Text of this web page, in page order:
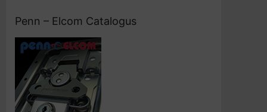
Penn – Elcom Catalogus